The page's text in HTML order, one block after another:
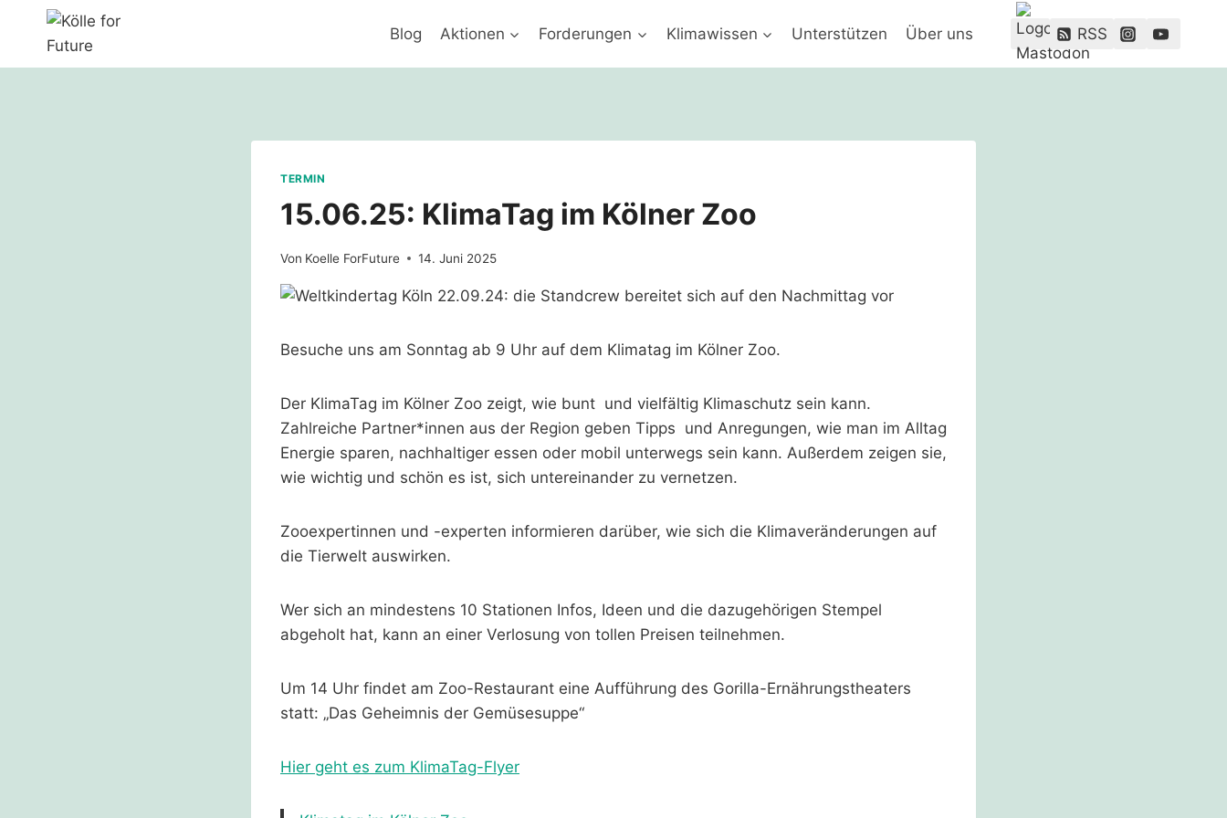
Blog Aktionen Forderungen Klimawissen Unterstützen Über uns RSS
TERMIN
15.06.25: KlimaTag im Kölner Zoo
Von Koelle ForFuture 14. Juni 2025
Besuche uns am Sonntag ab 9 Uhr auf dem Klimatag im Kölner Zoo.
Der KlimaTag im Kölner Zoo zeigt, wie bunt und vielfältig Klimaschutz sein kann.
Zahlreiche Partner*innen aus der Region geben Tipps und Anregungen, wie man im Alltag
Energie sparen, nachhaltiger essen oder mobil unterwegs sein kann. Außerdem zeigen sie,
wie wichtig und schön es ist, sich untereinander zu vernetzen.
Zooexpertinnen und -experten informieren darüber, wie sich die Klimaveränderungen auf
die Tierwelt auswirken.
Wer sich an mindestens 10 Stationen Infos, Ideen und die dazugehörigen Stempel
abgeholt hat, kann an einer Verlosung von tollen Preisen teilnehmen.
Um 14 Uhr findet am Zoo-Restaurant eine Aufführung des Gorilla-Ernährungstheaters
statt: „Das Geheimnis der Gemüsesuppe“
Hier geht es zum KlimaTag-Flyer